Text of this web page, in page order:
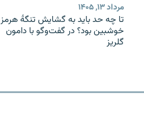
مرداد ۱۳, ۱۴۰۵
تا چه حد باید به گشایش تنگهٔ هرمز
خوشبین بود؟ در گفت‌وگو با دامون
گلریز